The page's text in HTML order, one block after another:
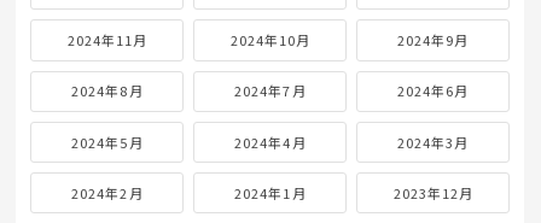
2024年11月 2024年10月 2024年9月
2024年8月 2024年7月 2024年6月
2024年5月 2024年4月 2024年3月
2024年2月 2024年1月 2023年12月